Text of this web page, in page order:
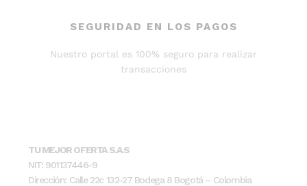
SEGURIDAD EN LOS PAGOS
Nuestro portal es 100% seguro para realizar
transacciones
TU MEJOR OFERTA S.A.S
NIT: 901137446-9
Dirección: Calle 22c 132-27 Bodega 8 Bogotá – Colombia